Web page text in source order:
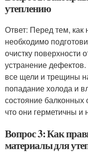
утеплению
Ответ: Перед тем, как
необходимо
очистку поверхности
устранение
все щели и трещины
попадание холода и
состояние балконных
что они герметичны и
Вопрос 3: Как
материалы для